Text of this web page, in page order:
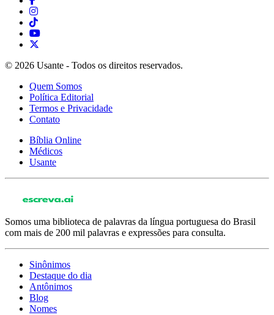
© 2026 Usante - Todos os direitos reservados.
Quem Somos
Política Editorial
Termos e Privacidade
Contato
Bíblia Online
Médicos
Usante
Somos uma biblioteca de palavras da língua portuguesa do Brasil
com mais de 200 mil palavras e expressões para consulta.
Sinônimos
Destaque do dia
Antônimos
Blog
Nomes